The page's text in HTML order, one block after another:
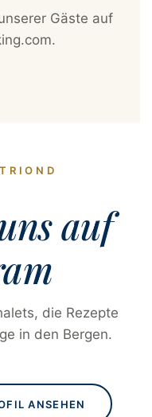
Gäste auf
auf
die Rezepte
in den Bergen.
ANSEHEN